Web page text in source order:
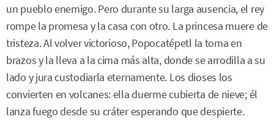
un pueblo enemigo. Pero durante su larga ausencia, el rey
rompe la promesa y la casa con otro. La princesa muere de
tristeza. Al volver victorioso, Popocatépetl la toma en
brazos y la lleva a la cima más alta, donde se arrodilla a su
lado y jura custodiarla eternamente. Los dioses los
convierten en volcanes: ella duerme cubierta de nieve; él
lanza fuego desde su cráter esperando que despierte.